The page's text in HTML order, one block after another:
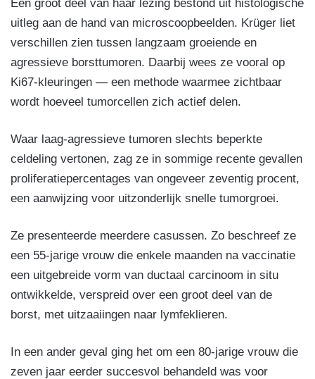
Een groot deel van haar lezing bestond uit histologische
uitleg aan de hand van microscoopbeelden. Krüger liet
verschillen zien tussen langzaam groeiende en
agressieve borsttumoren. Daarbij wees ze vooral op
Ki67-kleuringen — een methode waarmee zichtbaar
wordt hoeveel tumorcellen zich actief delen.
Waar laag-agressieve tumoren slechts beperkte
celdeling vertonen, zag ze in sommige recente gevallen
proliferatiepercentages van ongeveer zeventig procent,
een aanwijzing voor uitzonderlijk snelle tumorgroei.
Ze presenteerde meerdere casussen. Zo beschreef ze
een 55-jarige vrouw die enkele maanden na vaccinatie
een uitgebreide vorm van ductaal carcinoom in situ
ontwikkelde, verspreid over een groot deel van de
borst, met uitzaaiingen naar lymfeklieren.
In een ander geval ging het om een 80-jarige vrouw die
zeven jaar eerder succesvol behandeld was voor